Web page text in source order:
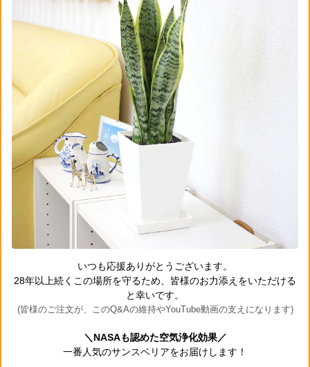
いつも応援ありがとうございます。
28年以上続くこの場所を守るため、皆様のお力添えをいただける
と幸いです。
(皆様のご注文が、このQ&Aの維持やYouTube動画の支えになります)
＼NASAも認めた空気浄化効果／
一番人気のサンスベリアをお届けします！